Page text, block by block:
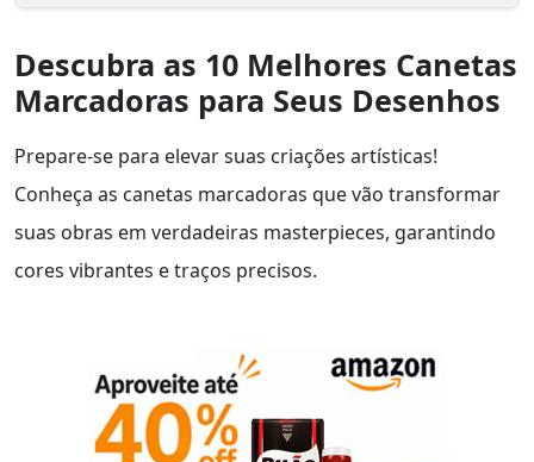
Descubra as 10 Melhores Canetas
Marcadoras para Seus Desenhos
Prepare-se para elevar suas criações artísticas!
Conheça as canetas marcadoras que vão transformar
suas obras em verdadeiras masterpieces, garantindo
cores vibrantes e traços precisos.